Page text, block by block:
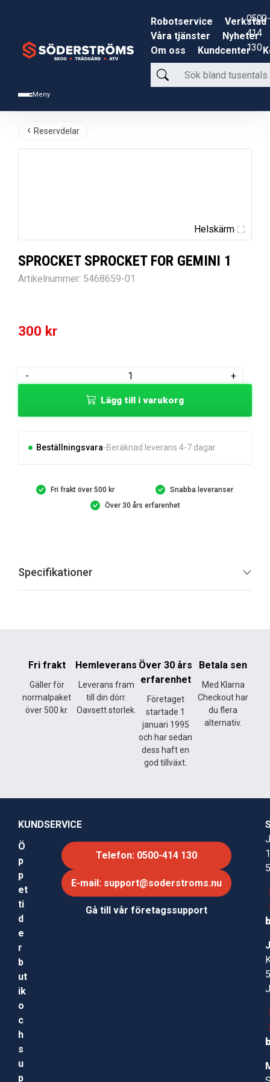
Meny
Robotservice
Verkstad
Våra tjänster
Nyheter
Om oss
Kundcenter
Sök
bland
produkter
0500-
414
130
Reservdelar
Helskärm
SPROCKET SPROCKET FOR GEMINI 1
Artikelnummer: 5468659-01
300 kr
-
SPROCKET
GEMINI
mängd
+
Lägg till i varukorg
Beställningsvara Beräknad leverans 4-7 dagar
Fri frakt över 500 kr
Snabba leveranser
Över 30 års erfarenhet
Specifikationer
Fri frakt
Gäller för
normalpaket
över 500 kr.
Hemleverans
Leverans fram
till din dörr.
Oavsett storlek.
Över 30 års
erfarenhet
Företaget
startade 1
januari 1995
och har sedan
dess haft en
god tillväxt.
Betala sen
Med Klarna
Checkout har
du flera
alternativ.
KUNDSERVICE
Ö
p
p
et
ti
d
e
r
b
ut
ik
o
c
h
s
u
p
Telefon: 0500-414 130
E-mail: support@soderstroms.nu
Gå till vår företagssupport